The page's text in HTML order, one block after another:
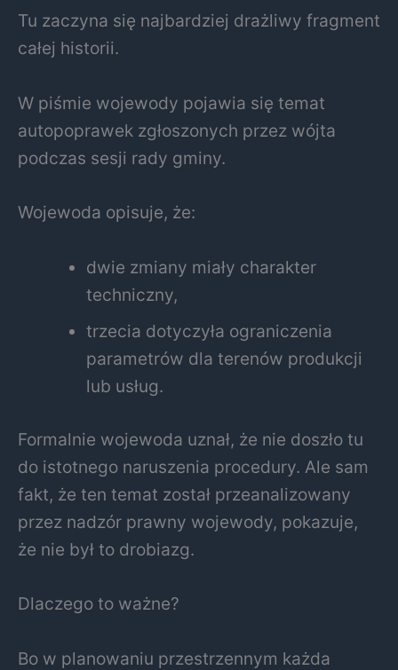
Tu zaczyna się najbardziej drażliwy fragment
całej historii.
W piśmie wojewody pojawia się temat
autopoprawek zgłoszonych przez wójta
podczas sesji rady gminy.
Wojewoda opisuje, że:
dwie zmiany miały charakter
techniczny,
trzecia dotyczyła ograniczenia
parametrów dla terenów produkcji
lub usług.
Formalnie wojewoda uznał, że nie doszło tu
do istotnego naruszenia procedury. Ale sam
fakt, że ten temat został przeanalizowany
przez nadzór prawny wojewody, pokazuje,
że nie był to drobiazg.
Dlaczego to ważne?
Bo w planowaniu przestrzennym każda